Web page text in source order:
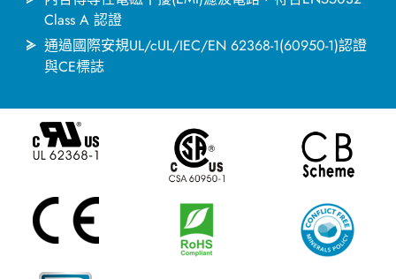
Class A 認證
通過國際安規UL/cUL/IEC/EN 62368-1(60950-1)認證
與CE標誌
日本语 한국어